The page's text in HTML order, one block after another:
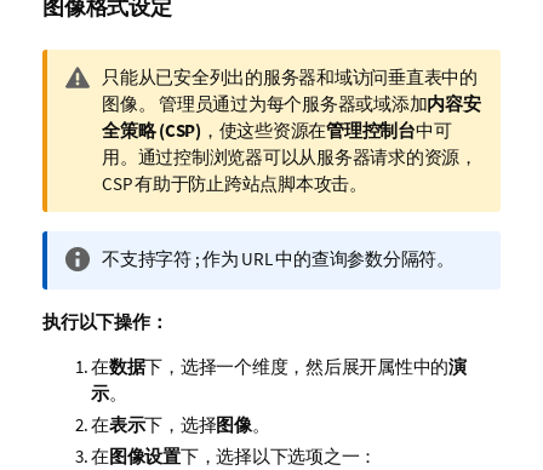
图像格式设定
警
告
注
释
只能从已安全列出的服务器和域访问垂直表中的
图像。
管理员通过为每个服务器或域添加内容安
全策略 (CSP) ，使这些资源在管理控制台中可
用。 通过控制浏览器可以从服务器请求的资源，
CSP 有助于防止跨站点脚本攻击。
信
注
释
不支持字符 ; 作为 URL 中的查询参数分隔符。
执行以下操作：
在数据下，选择一个维度，然后展开属性中的演
示。
在表示下，选择图像。
在图像设置下，选择以下选项之一：